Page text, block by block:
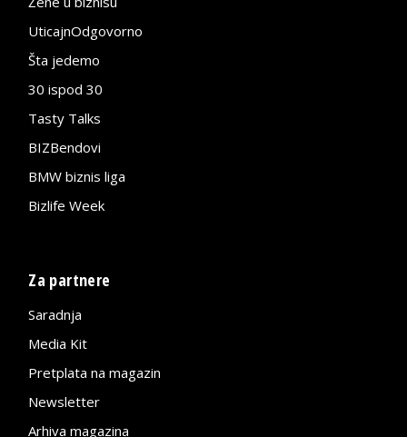
UticajnOdgovorno
Šta jedemo
30 ispod 30
Tasty Talks
BIZBendovi
BMW biznis liga
Bizlife Week
Za partnere
Saradnja
Media Kit
Pretplata na magazin
Newsletter
Arhiva magazina